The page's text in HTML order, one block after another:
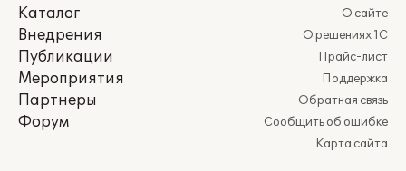
Каталог
Внедрения
Публикации
Мероприятия
Партнеры
Форум
О сайте
О решениях 1С
Прайс-лист
Поддержка
Обратная связь
Сообщить об ошибке
Карта сайта